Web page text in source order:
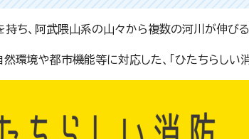
ち、阿武隈山系の山々から複数の河川が伸びる
環境や都市機能等に対応した、「ひたちらしい